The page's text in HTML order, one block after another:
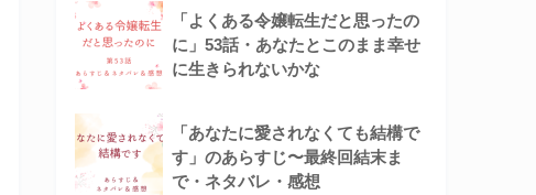
「よくある令嬢転生だと思ったの
に」53話・あなたとこのまま幸せ
に生きられないかな
「あなたに愛されなくても結構で
す」のあらすじ〜最終回結末ま
で・ネタバレ・感想